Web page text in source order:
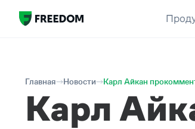
Главная Новости Карл Айкан
Карл